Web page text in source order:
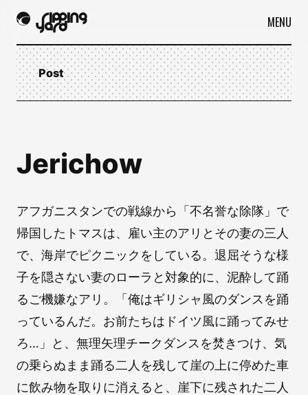
MENU
Post
Jerichow
アフガニスタンでの戦線から「不名誉な除隊」で
帰国したトマスは、雇い主のアリとその妻の三人
で、海岸でピクニックをしている。退屈そうな様
子を隠さない妻のローラと対象的に、泥酔して踊
るご機嫌なアリ。「俺はギリシャ風のダンスを踊
っているんだ。お前たちはドイツ風に踊ってみせ
ろ…」と、無理矢理チークダンスを焚きつけ、気
の乗らぬまま踊る二人を残して崖の上に停めた車
に飲み物を取りに消えると、崖下に残された二人